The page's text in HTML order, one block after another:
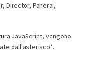
Director, Panerai,
JavaScript, vengono
dall'asterisco*.